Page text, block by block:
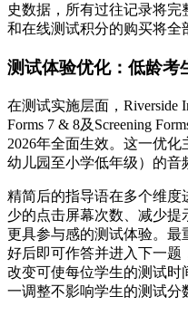
史数据，所有过往记录将完
和在线测试积分的购买将全
测试体验优化：低龄考
在测试实施层面，Riverside
Forms 7 & 8及Screening
2026年全面生效。 这一优化
幼儿园至小学低年级）的音
精简后的指导语在多个维度
少的点击屏幕次数、减少提
更具参与感的测试体验。 最
好后即可作答并进入下一题
改变可使每位学生的测试时
一调整不影响学生的测试分